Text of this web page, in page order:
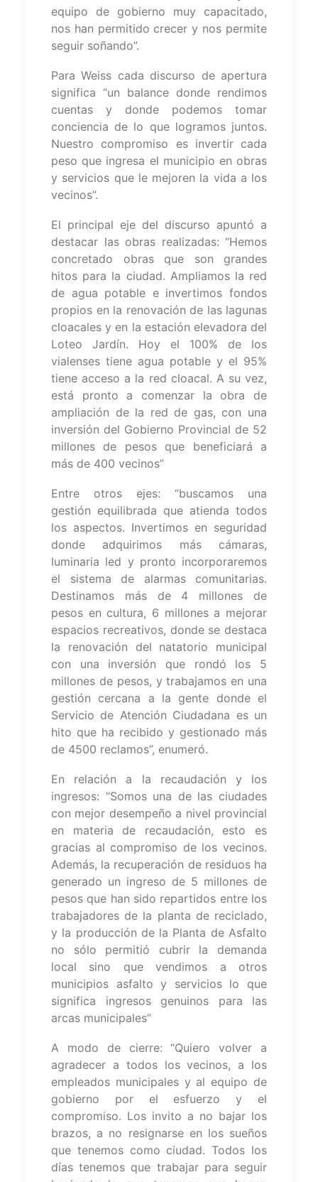
equipo de gobierno muy capacitado,
nos han permitido crecer y nos permite
seguir soñando”.
Para Weiss cada discurso de apertura
significa “un balance donde rendimos
cuentas y donde podemos tomar
conciencia de lo que logramos juntos.
Nuestro compromiso es invertir cada
peso que ingresa el municipio en obras
y servicios que le mejoren la vida a los
vecinos”.
El principal eje del discurso apuntó a
destacar las obras realizadas: “Hemos
concretado obras que son grandes
hitos para la ciudad. Ampliamos la red
de agua potable e invertimos fondos
propios en la renovación de las lagunas
cloacales y en la estación elevadora del
Loteo Jardín. Hoy el 100% de los
vialenses tiene agua potable y el 95%
tiene acceso a la red cloacal. A su vez,
está pronto a comenzar la obra de
ampliación de la red de gas, con una
inversión del Gobierno Provincial de 52
millones de pesos que beneficiará a
más de 400 vecinos”
Entre otros ejes: “buscamos una
gestión equilibrada que atienda todos
los aspectos. Invertimos en seguridad
donde adquirimos más cámaras,
luminaria led y pronto incorporaremos
el sistema de alarmas comunitarias.
Destinamos más de 4 millones de
pesos en cultura, 6 millones a mejorar
espacios recreativos, donde se destaca
la renovación del natatorio municipal
con una inversión que rondó los 5
millones de pesos, y trabajamos en una
gestión cercana a la gente donde el
Servicio de Atención Ciudadana es un
hito que ha recibido y gestionado más
de 4500 reclamos”, enumeró.
En relación a la recaudación y los
ingresos: “Somos una de las ciudades
con mejor desempeño a nivel provincial
en materia de recaudación, esto es
gracias al compromiso de los vecinos.
Además, la recuperación de residuos ha
generado un ingreso de 5 millones de
pesos que han sido repartidos entre los
trabajadores de la planta de reciclado,
y la producción de la Planta de Asfalto
no sólo permitió cubrir la demanda
local sino que vendimos a otros
municipios asfalto y servicios lo que
significa ingresos genuinos para las
arcas municipales”
A modo de cierre: “Quiero volver a
agradecer a todos los vecinos, a los
empleados municipales y al equipo de
gobierno por el esfuerzo y el
compromiso. Los invito a no bajar los
brazos, a no resignarse en los sueños
que tenemos como ciudad. Todos los
días tenemos que trabajar para seguir